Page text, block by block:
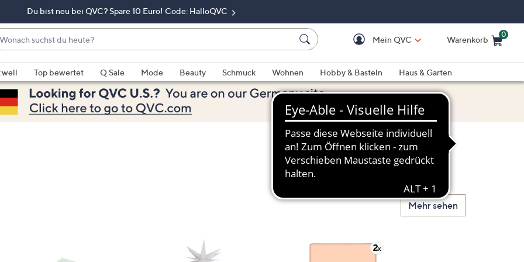
Du bist neu bei QVC? Spare 10 Euro! Code: HalloQVC
Mein QVC Warenkorb
0
Top bewertet Q Sale Mode Beauty Schmuck Wohnen Hobby & Basteln
Haus & Garten
Mehr sehen